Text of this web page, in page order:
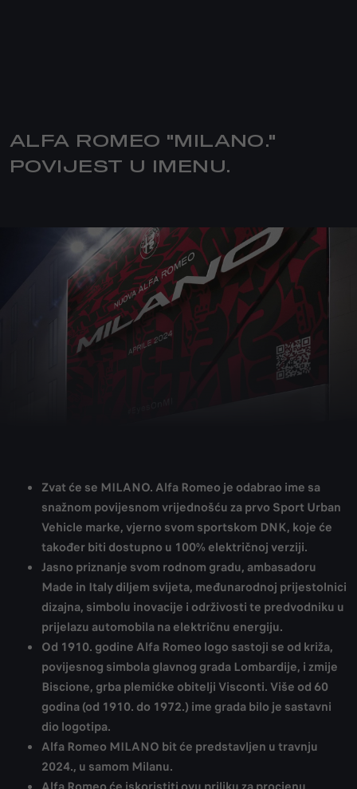
ALFA ROMEO "MILANO."
POVIJEST U IMENU.
Zvat će se MILANO. Alfa Romeo je odabrao ime sa
snažnom povijesnom vrijednošću za prvo Sport Urban
Vehicle marke, vjerno svom sportskom DNK, koje će
također biti dostupno u 100% električnoj verziji.
Jasno priznanje svom rodnom gradu, ambasadoru
Made in Italy diljem svijeta, međunarodnoj prijestolnici
dizajna, simbolu inovacije i održivosti te predvodniku u
prijelazu automobila na električnu energiju.
Od 1910. godine Alfa Romeo logo sastoji se od križa,
povijesnog simbola glavnog grada Lombardije, i zmije
Biscione, grba plemićke obitelji Visconti. Više od 60
godina (od 1910. do 1972.) ime grada bilo je sastavni
dio logotipa.
Alfa Romeo MILANO bit će predstavljen u travnju
2024., u samom Milanu.